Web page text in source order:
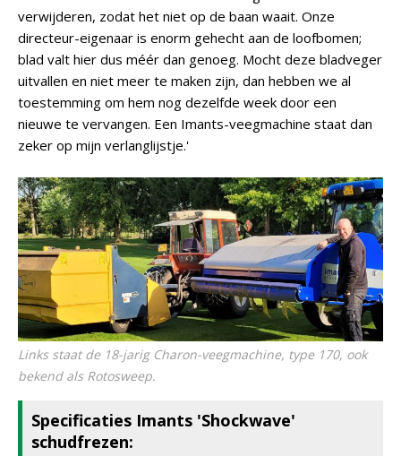
verwijderen, zodat het niet op de baan waait. Onze
directeur-eigenaar is enorm gehecht aan de loofbomen;
blad valt hier dus méér dan genoeg. Mocht deze bladveger
uitvallen en niet meer te maken zijn, dan hebben we al
toestemming om hem nog dezelfde week door een
nieuwe te vervangen. Een Imants-veegmachine staat dan
zeker op mijn verlanglijstje.'
Links staat de 18-jarig Charon-veegmachine, type 170, ook
bekend als Rotosweep.
Specificaties Imants 'Shockwave'
schudfrezen: